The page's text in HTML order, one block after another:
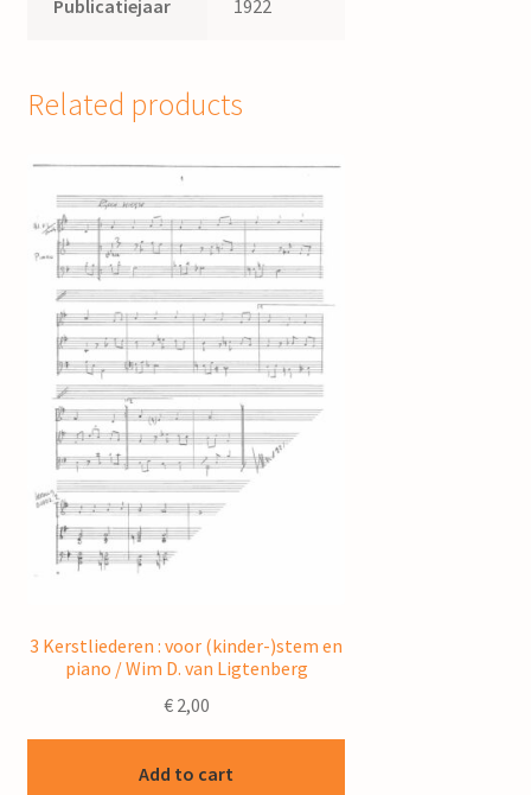
Publicatiejaar 1922
Related products
3 Kerstliederen : voor (kinder-)stem en
piano / Wim D. van Ligtenberg
€2,00
Add to cart